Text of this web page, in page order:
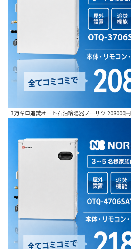
3万キロ追焚オート石油給湯器ノーリツ 208000円